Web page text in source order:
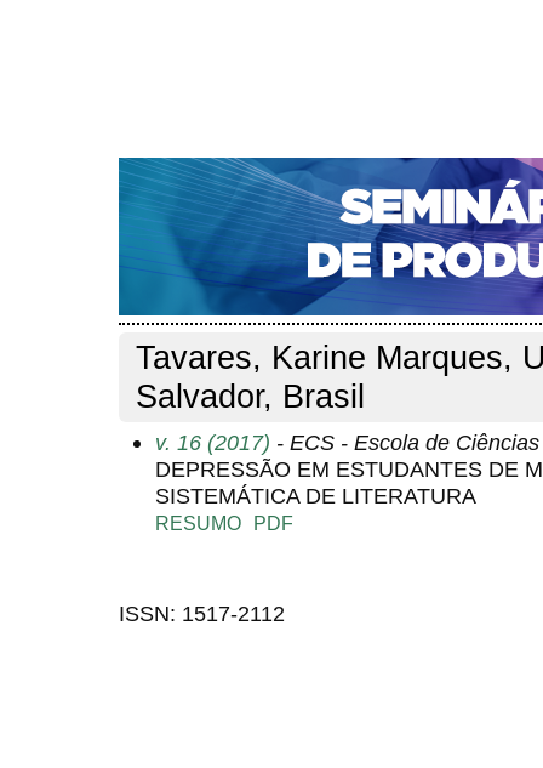
CAPA SOBRE ACESSO
NOTÍCIAS
PORTAL DE REVISTAS DA UNIFACS
Pesquisa > Perfil do autor
Perfil do autor
Tavares, Karine Marques,
Salvador, Brasil
v. 16 (2017) - ECS - Escola de
DEPRESSÃO EM ESTUDANTES DE
SISTEMÁTICA DE LITERATURA
RESUMO PDF
ISSN: 1517-2112